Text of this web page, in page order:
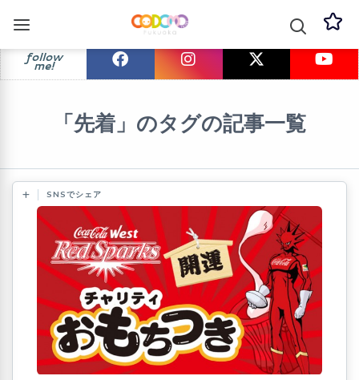
follow
me!
「先着」のタグの記事一覧
SNSでシェア